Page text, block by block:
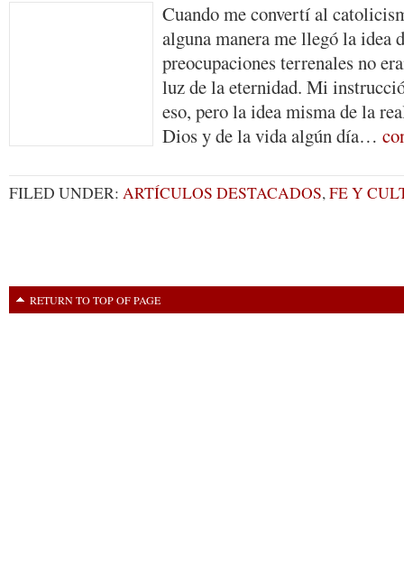
Cuando me convertí al
alguna manera me llegó la idea
preocupaciones terrenales no
luz de la eternidad. Mi
eso, pero la idea misma de la
Dios y de la vida algún día…
FILED UNDER: ARTÍCULOS DESTACADOS,FE Y
RETURN TO TOP OF PAGE